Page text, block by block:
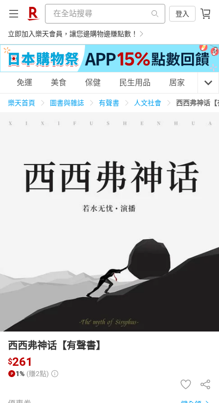
登入
立即加入樂天會員，讓您邊購物邊賺點數！
購物網分類
居家生活 3C家電 運動休閒 親子玩具
男裝 化妝保養
免運 美食 保健 民生用品 居家 3C
樂天首頁 圖書與雜誌 有聲書 人文社會 西西弗神话【
西西弗神话【有聲書】
$261
1% (賺2點)